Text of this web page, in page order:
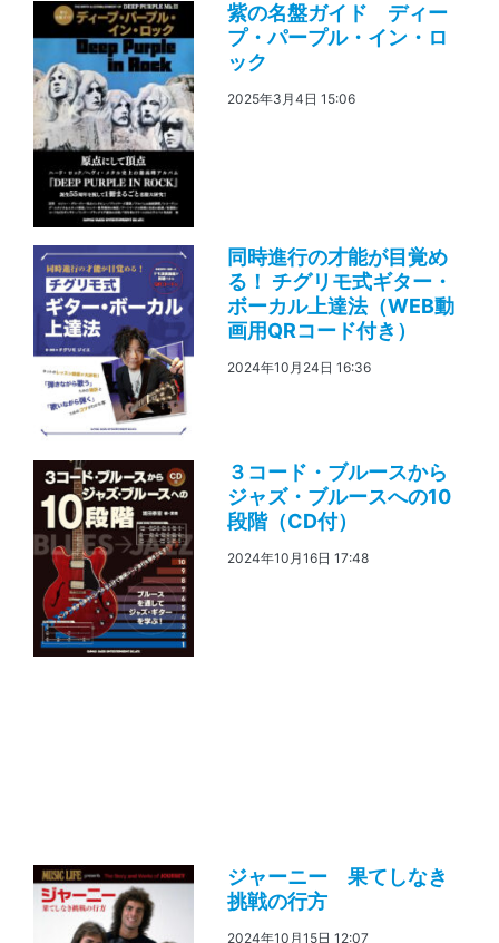
紫の名盤ガイド ディー
プ・パープル・イン・ロ
ック
2025年3月4日 15:06
同時進行の才能が目覚め
る！ チグリモ式ギター・
ボーカル上達法（WEB動
画用QRコード付き）
2024年10月24日 16:36
３コード・ブルースから
ジャズ・ブルースへの10
段階（CD付）
2024年10月16日 17:48
ジャーニー 果てしなき
挑戦の行方
2024年10月15日 12:07